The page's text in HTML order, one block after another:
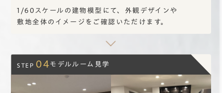
1/60スケールの 建物模型にて、 外観デザインや
敷地全体の イメージを ご確認いただけます。
STEP 04モデルルーム見学